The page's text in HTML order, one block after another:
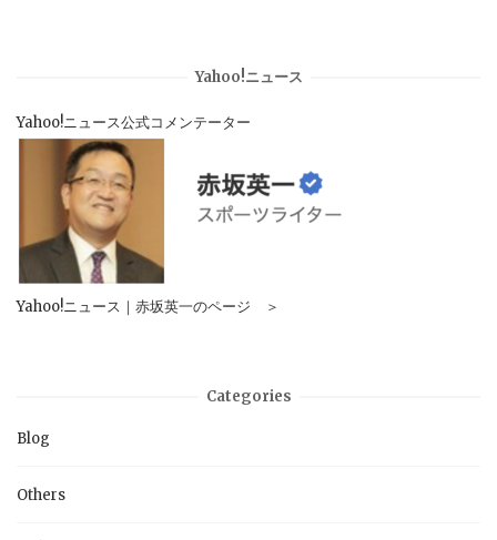
Yahoo!ニュース
Yahoo!ニュース公式コメンテーター
Yahoo!ニュース｜赤坂英一のページ ＞
Categories
Blog
Others